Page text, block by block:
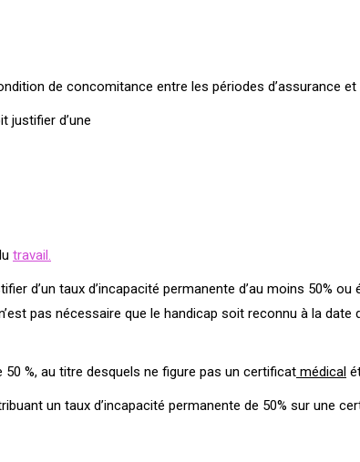
de concomitance entre les périodes d’assurance
justifier d’une
travail.
d’un taux d’incapacité permanente d’au moins 50%
pas nécessaire que le handicap soit reconnu à la date
50 %, au titre desquels ne figure pas un certificat médical
un taux d’incapacité permanente de 50% sur une